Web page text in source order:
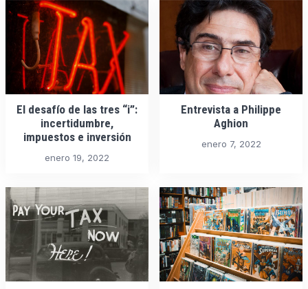
El desafío de las tres “i”:
incertidumbre,
impuestos e inversión
enero 19, 2022
Entrevista a Philippe
Aghion
enero 7, 2022